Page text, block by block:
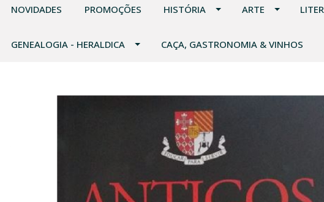
NOVIDADES PROMOÇÕES HISTÓRIA ARTE
GENEALOGIA - HERALDICA CAÇA, GASTRONOMIA & VINHOS